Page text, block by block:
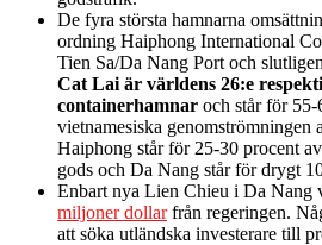
De fyra största hamnarna
ordning Haiphong International
Tien Sa/Da Nang Port och
Cat Lai är världens 26:e
containerhamnar och står för 55-
vietnamesiska genomströmningen
Haiphong står för 25-30 procent
gods och Da Nang står för drygt
Enbart nya Lien Chieu i Da Nang
miljoner dollarfrån regeringen.
att söka utländska investerare till